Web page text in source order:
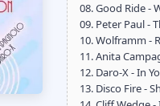
08. Good Ride -
09. Peter Paul -
10. Wolframm -
11. Anita
12. Daro-X - In
13. Disco Fire -